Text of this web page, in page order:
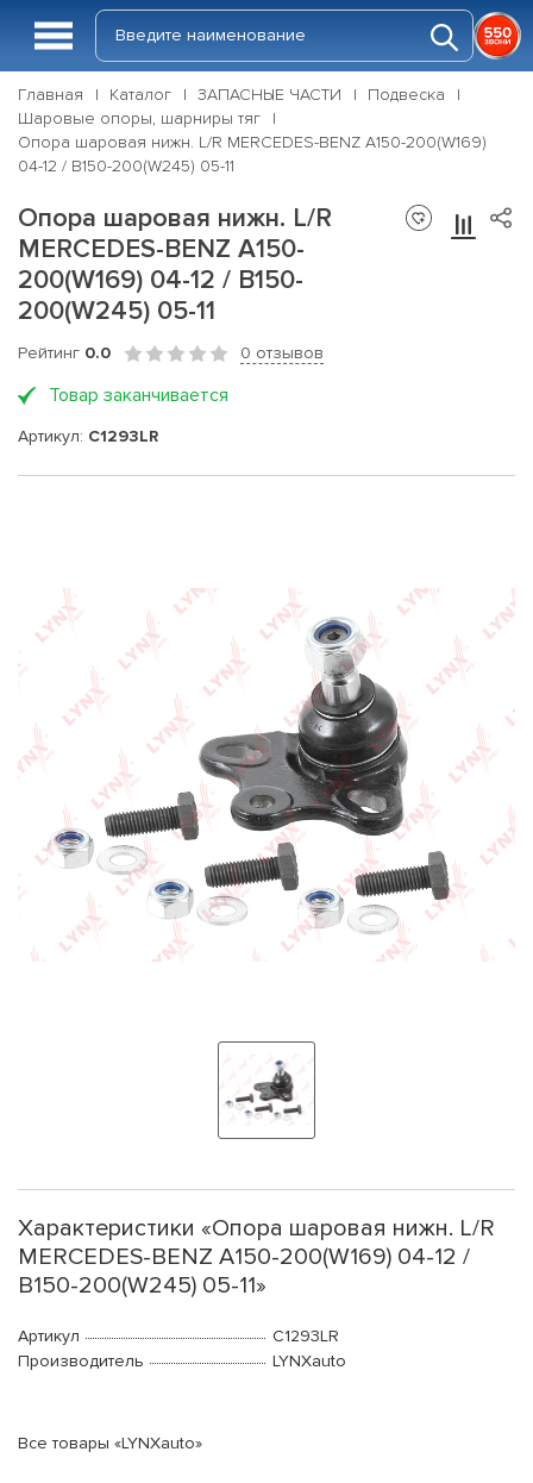
Главная Каталог ЗАПАСНЫЕ ЧАСТИ
Подвеска
Шаровые опоры, шарниры тяг
Опора шаровая нижн. L/R MERCEDES-BENZ A150-200(W169)
04-12 / B150-200(W245) 05-11
Опора шаровая нижн. L/R
MERCEDES-BENZ A150-
200(W169) 04-12 / B150-
200(W245) 05-11
Рейтинг 0.0 0 отзывов
Товар заканчивается
Артикул: C1293LR
Характеристики «Опора шаровая нижн. L/R
MERCEDES-BENZ A150-200(W169) 04-12 /
B150-200(W245) 05-11»
Артикул
C1293LR
Производитель
LYNXauto
Все товары «LYNXauto»